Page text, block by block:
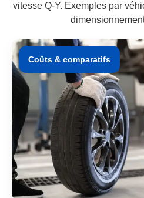
vitesse Q-Y. Exemples par
Coûts & comparatifs